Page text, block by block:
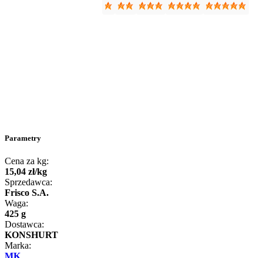
Parametry
Cena za kg:
15,04 zł/kg
Sprzedawca:
Frisco S.A.
Waga:
425 g
Dostawca:
KONSHURT
Marka: